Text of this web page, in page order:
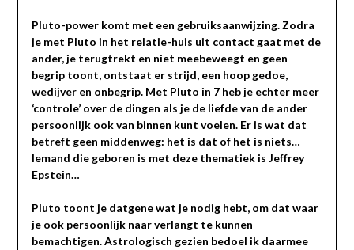
Pluto-power komt met een gebruiksaanwijzing. Zodra
je met Pluto in het relatie-huis uit contact gaat met de
ander, je terugtrekt en niet meebeweegt en geen
begrip toont, ontstaat er strijd, een hoop gedoe,
wedijver en onbegrip. Met Pluto in 7 heb je echter meer
‘controle’ over de dingen als je de liefde van de ander
persoonlijk ook van binnen kunt voelen. Er is wat dat
betreft geen middenweg: het is dat of het is niets…
Iemand die geboren is met deze thematiek is Jeffrey
Epstein…
Pluto toont je datgene wat je nodig hebt, om dat waar
je ook persoonlijk naar verlangt te kunnen
bemachtigen. Astrologisch gezien bedoel ik daarmee